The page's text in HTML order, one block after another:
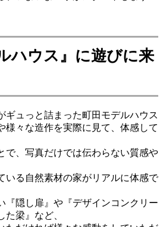
ハウス』 に遊びに来
ギュっと詰まった町田モデルハウス
様々な造作を実際に見て、体感して
で、写真だけでは伝わらない質感や
いる自然素材の家がリアルに体感で
『隠し扉』や『デザインコンクリー
た梁』など、